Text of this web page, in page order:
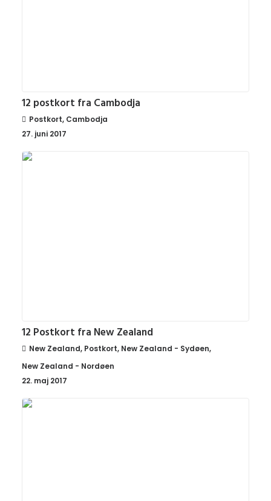
12 postkort fra Cambodja
Postkort, Cambodja
27. juni 2017
12 Postkort fra New Zealand
New Zealand, Postkort, New Zealand - Sydøen,
New Zealand - Nordøen
22. maj 2017